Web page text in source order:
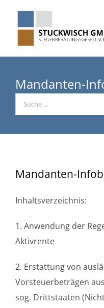
Mandanten-
Mandanten-
Inhaltsverzeichnis:
1. Anwendung der
Aktivrente
2. Erstattung von
Vorsteuerbeträgen aus
sog. Drittstaaten